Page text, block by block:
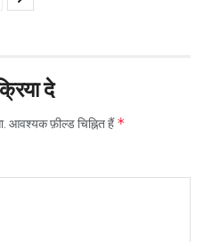
दे
आवश्यक फ़ील्ड चिह्नित हैं*